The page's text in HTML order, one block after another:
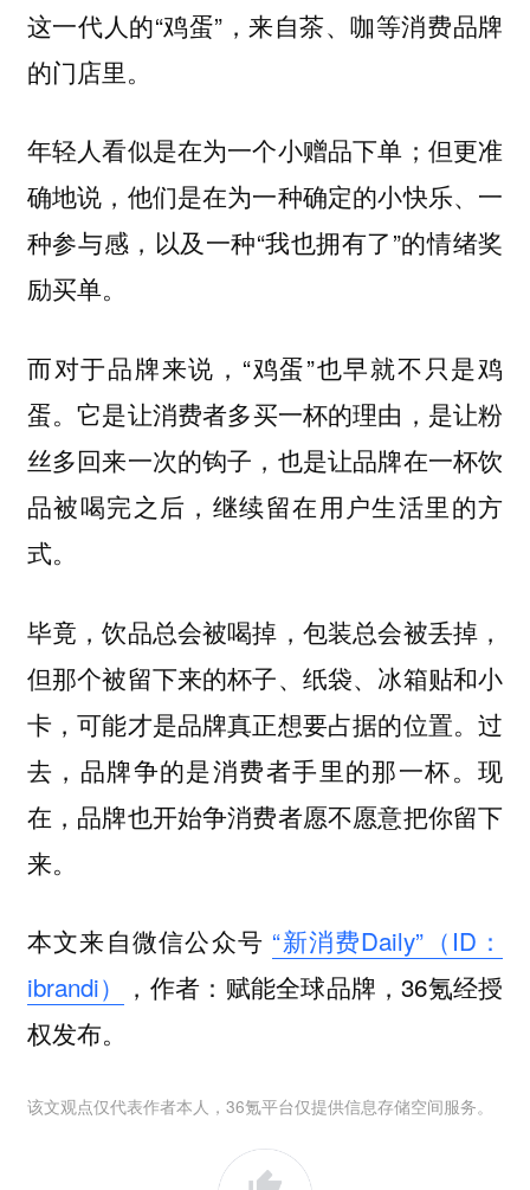
这一代人的“鸡蛋”，来自茶、咖等消费品牌
的门店里。
年轻人看似是在为一个小赠品下单；但更准
确地说，他们是在为一种确定的小快乐、一
种参与感，以及一种“我也拥有了”的情绪奖
励买单。
而对于品牌来说，“鸡蛋”也早就不只是鸡
蛋。它是让消费者多买一杯的理由，是让粉
丝多回来一次的钩子，也是让品牌在一杯饮
品被喝完之后，继续留在用户生活里的方
式。
毕竟，饮品总会被喝掉，包装总会被丢掉，
但那个被留下来的杯子、纸袋、冰箱贴和小
卡，可能才是品牌真正想要占据的位置。过
去，品牌争的是消费者手里的那一杯。现
在，品牌也开始争消费者愿不愿意把你留下
来。
本文来自微信公众号 “新消费Daily”（ID：
ibrandi）
，作者：赋能全球品牌，36氪经授
权发布。
该文观点仅代表作者本人，36氪平台仅提供信息存储空间服务。